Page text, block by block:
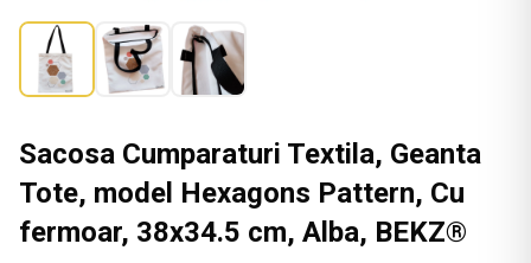
Sacosa Cumparaturi Textila, Geanta
Tote, model Hexagons Pattern, Cu
fermoar, 38x34.5 cm, Alba, BEKZ®